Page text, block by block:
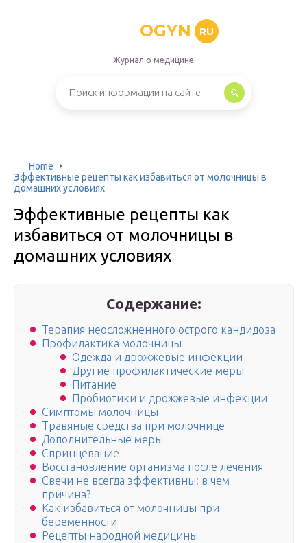
OGYN RU
Журнал о медицине
Home
Эффективные рецепты как избавиться от молочницы в
домашних условиях
Эффективные рецепты как
избавиться от молочницы в
домашних условиях
Содержание:
Терапия неосложненного острого кандидоза
Профилактика молочницы
Одежда и дрожжевые инфекции
Другие профилактические меры
Питание
Пробиотики и дрожжевые инфекции
Симптомы молочницы
Травяные средства при молочнице
Дополнительные меры
Спринцевание
Восстановление организма после лечения
Свечи не всегда эффективны: в чем
причина?
Как избавиться от молочницы при
беременности
Рецепты народной медицины